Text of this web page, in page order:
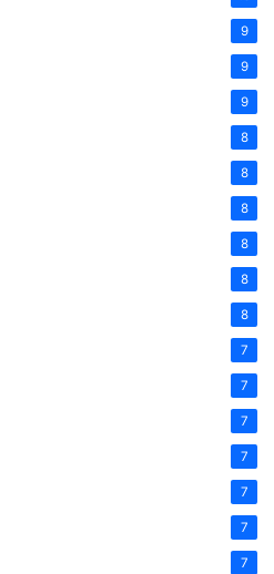
9
9
9
8
8
8
8
8
8
7
7
7
7
7
7
7